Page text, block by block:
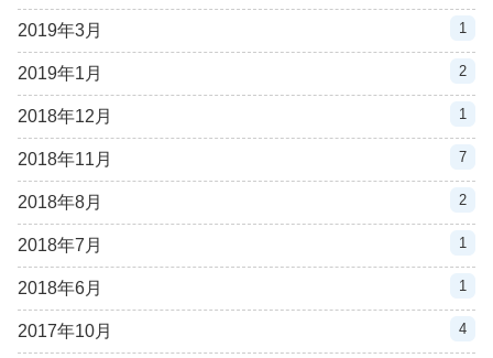
2019年3月 1
2019年1月 2
2018年12月 1
2018年11月 7
2018年8月 2
2018年7月 1
2018年6月 1
2017年10月 4